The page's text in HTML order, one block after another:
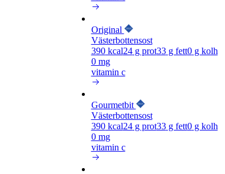
Original
Västerbottensost
390kcal24g prot33g fett0g kolh
0 mg
vitamin c
Gourmetbit
Västerbottensost
390kcal24g prot33g fett0g kolh
0 mg
vitamin c